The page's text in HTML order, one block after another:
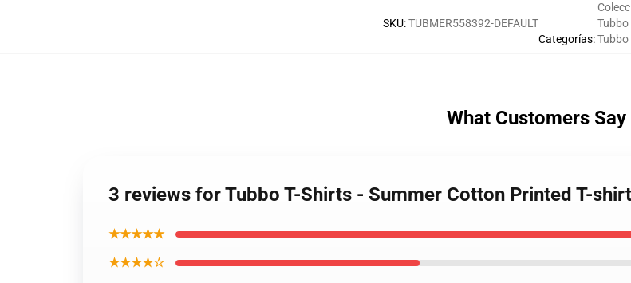
SKU:TUBMER558392-DEFAULT
Categorías:
Tubbo
What Customers Say
3 reviews for Tubbo T-Shirts - Summer Cotton Printed T-shirt
★★★★★
★★★★☆